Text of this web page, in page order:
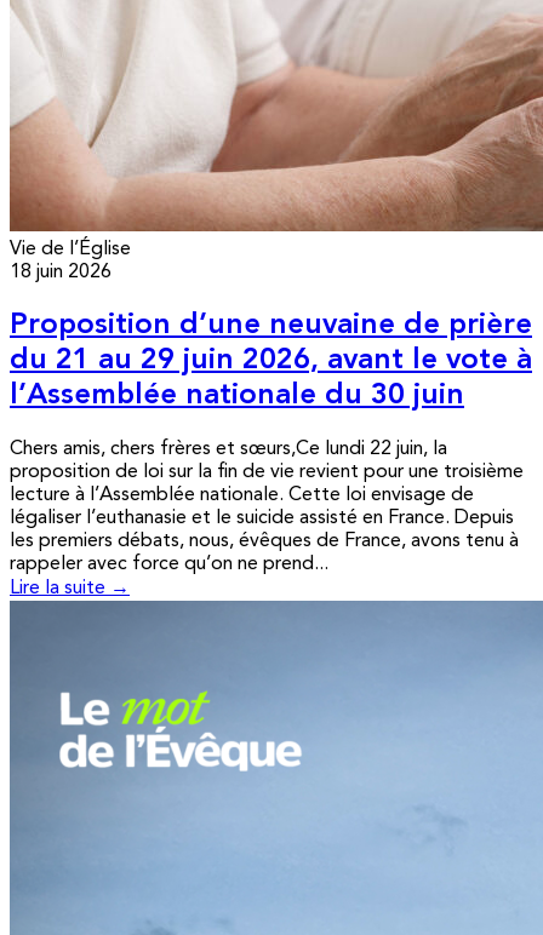
Vie de l’Église
18 juin 2026
Proposition d’une neuvaine de prière
du 21 au 29 juin 2026, avant le vote à
l’Assemblée nationale du 30 juin
Chers amis, chers frères et sœurs,Ce lundi 22 juin, la
proposition de loi sur la fin de vie revient pour une troisième
lecture à l’Assemblée nationale. Cette loi envisage de
légaliser l’euthanasie et le suicide assisté en France. Depuis
les premiers débats, nous, évêques de France, avons tenu à
rappeler avec force qu’on ne prend...
Lire la suite →